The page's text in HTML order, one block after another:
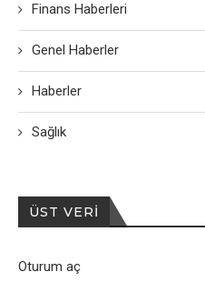
Finans Haberleri
Genel Haberler
Haberler
Sağlık
ÜST VERI
Oturum aç